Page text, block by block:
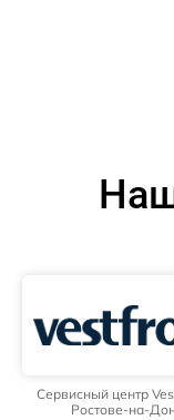
Сервисный центр
Ростове-на-